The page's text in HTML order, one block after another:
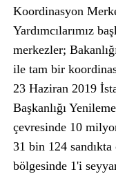
Koordinasyon
Yardımcılarımız
merkezler;
ile tam bir
23 Haziran 2019
Başkanlığı
çevresinde 10
31 bin 124
bölgesinde 1'i